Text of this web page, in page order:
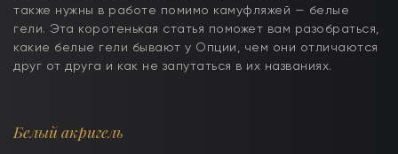
также нужны в работе помимо камуфляжей — белые
гели. Эта коротенькая статья поможет вам разобраться,
какие белые гели бывают у Опции, чем они отличаются
друг от друга и как не запутаться в их названиях.
Белый акригель